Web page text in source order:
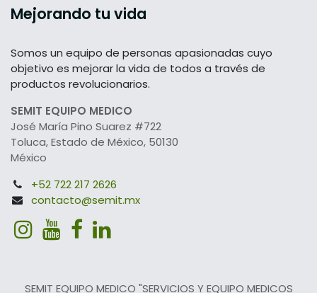
Mejorando tu vida
Somos un equipo de personas apasionadas cuyo
objetivo es mejorar la vida de todos a través de
productos revolucionarios.
SEMIT EQUIPO MEDICO
José María Pino Suarez #722
Toluca, Estado de México, 50130
México
+52 722 217 2626
contacto@semit.mx
SEMIT EQUIPO MEDICO "SERVICIOS Y EQUIPO MEDICOS